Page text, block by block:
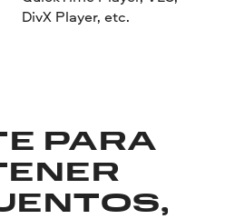
DivX Player, etc.
PARA